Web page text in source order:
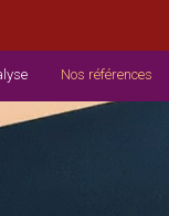
Nos références